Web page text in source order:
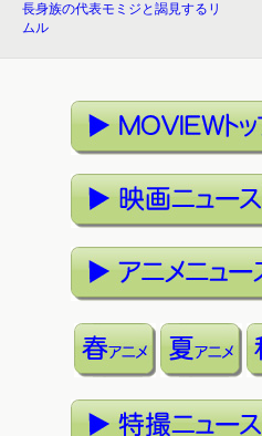
長身族の代表モミジと謁見するリ
ムル